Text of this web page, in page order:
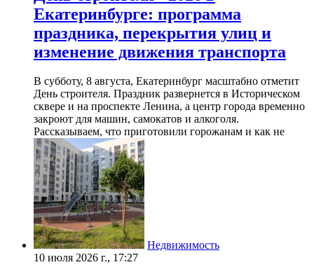
Екатеринбурге: программа
праздника, перекрытия улиц и
изменение движения транспорта
В субботу, 8 августа, Екатеринбург масштабно отметит
День строителя. Праздник развернется в Историческом
сквере и на проспекте Ленина, а центр города временно
закроют для машин, самокатов и алкоголя.
Рассказываем, что приготовили горожанам и как не
Недвижимость
10 июля 2026 г., 17:27